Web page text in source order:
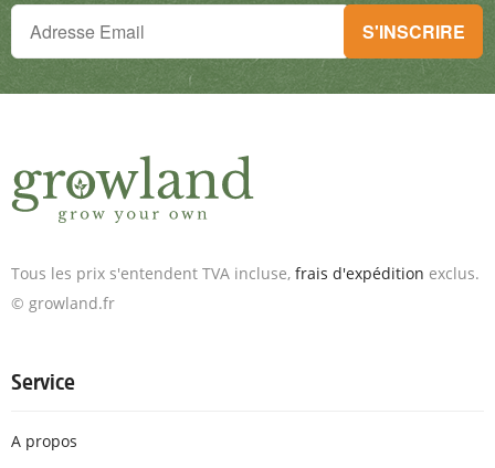
Tu ne peux plus rien manquer !
Inscris-toi à la newsletter & reçois des offres exceptionnelles.
S'INSCRIRE
Tous les prix s'entendent TVA incluse, frais d'expédition exclus.
© growland.fr
Service
A propos